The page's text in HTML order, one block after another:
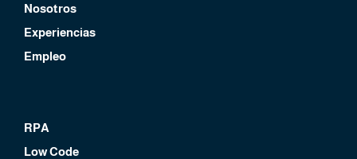
Nosotros
Experiencias
Empleo
RPA
Low Code